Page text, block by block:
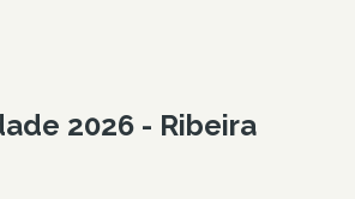
2026 - Ribeira